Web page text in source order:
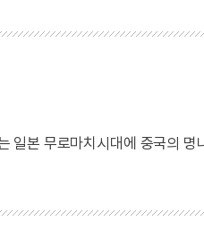
일본 무로마치시대에 중국의